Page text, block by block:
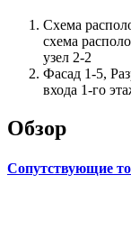
Схема
схема
узел 2-2
Фасад 1-5,
входа 1-го
Обзор
Сопутствующие